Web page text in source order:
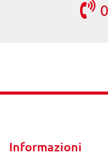
Informazioni